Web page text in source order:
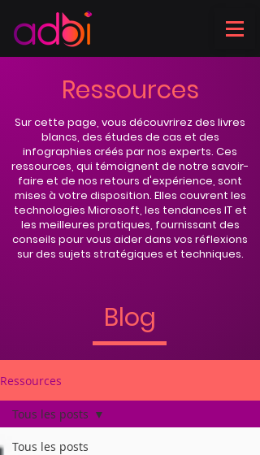
Ressources
Sur cette page, vous découvrirez des livres
blancs, des études de cas et des
infographies créés par nos experts. Ces
ressources, qui témoignent de notre savoir-
faire et de nos retours d'expérience, sont
mises à votre disposition. Elles couvrent les
technologies Microsoft, les tendances IT et
les meilleures pratiques, fournissant des
conseils pour vous aider dans vos réflexions
sur des sujets stratégiques et techniques.
Blog
Ressources
Tous les posts
Tous les posts